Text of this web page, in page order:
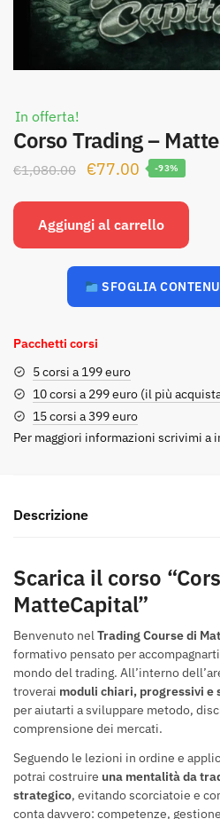
In offerta!
Corso Trading –
€1,080.00
Il
originale
€1,080.00.
€77.00 Il
attuale
€77.00.
-93%
Aggiungi al carrello
SFOGLIA
Pacchetti corsi
5 corsi a 199 euro
10 corsi a 299 euro (il più
15 corsi a 399 euro
Per maggiori informazioni scrivimi a
Descrizione
Scarica il corso
MatteCapital”
Benvenuto nelTrading Course di
formativo pensato per
mondo del trading. All’interno
troverai moduli chiari, progressivi e
per aiutarti a sviluppare metodo,
comprensione dei mercati.
Seguendo le lezioni in ordine e
potrai costruire una mentalità da
strategico, evitando scorciatoie e
conta davvero: competenze,